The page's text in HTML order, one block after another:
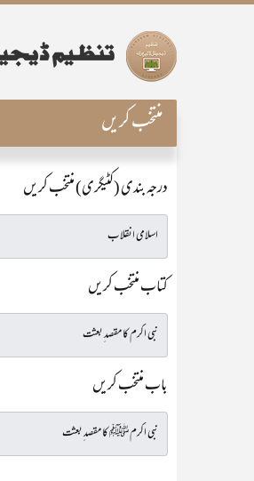
منتخب کریں
درجہ بندی (کٹیگری) منتخب کریں
کتاب منتخب کریں
باب منتخب کریں